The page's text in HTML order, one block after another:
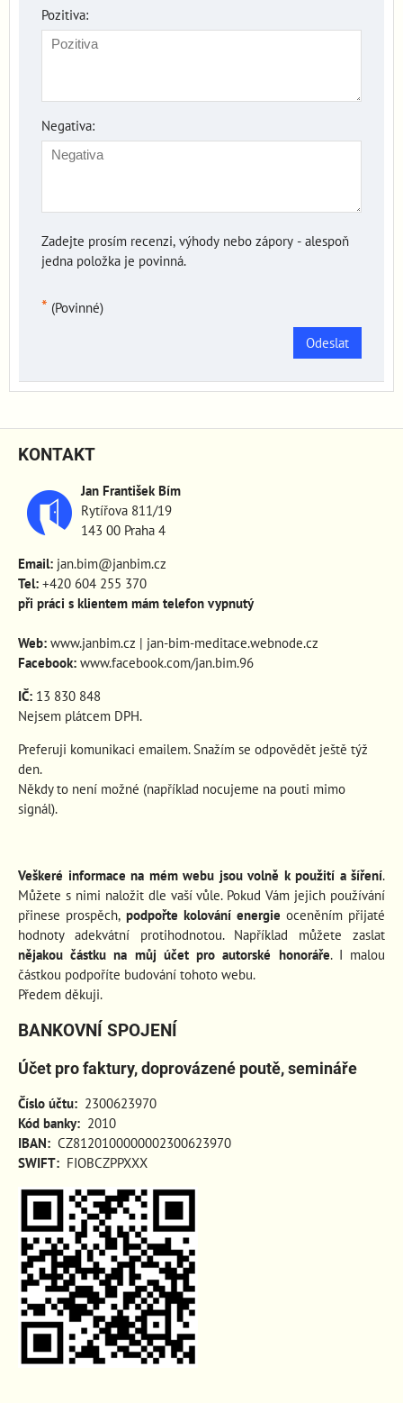
Pozitiva:
Negativa:
Zadejte prosím recenzi, výhody nebo zápory - alespoň
jedna položka je povinná.
* (Povinné)
Odeslat
KONTAKT
Jan František Bím
Rytířova 811/19
143 00 Praha 4
Email: jan.bim@janbim.cz
Tel: +420 604 255 370
při práci s klientem mám telefon vypnutý
Web: www.janbim.cz | jan-bim-meditace.webnode.cz
Facebook: www.facebook.com/jan.bim.96
IČ: 13 830 848
Nejsem plátcem DPH.
Preferuji komunikaci emailem. Snažím se odpovědět ještě týž
den.
Někdy to není možné (například nocujeme na pouti mimo
signál).
Veškeré informace na mém webu jsou volně k použití a šíření.
Můžete s nimi naložit dle vaší vůle. Pokud Vám jejich používání
přinese prospěch, podpořte kolování energie oceněním přijaté
hodnoty adekvátní protihodnotou. Například můžete zaslat
nějakou částku na můj účet pro autorské honoráře. I malou
částkou podpoříte budování tohoto webu.
Předem děkuji.
BANKOVNÍ SPOJENÍ
Účet pro faktury, doprovázené poutě, semináře
Číslo účtu: 2300623970
Kód banky: 2010
IBAN: CZ8120100000002300623970
SWIFT: FIOBCZPPXXX